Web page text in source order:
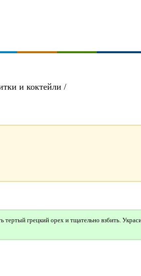
и коктейли /
грецкий орех и тщательно взбить.